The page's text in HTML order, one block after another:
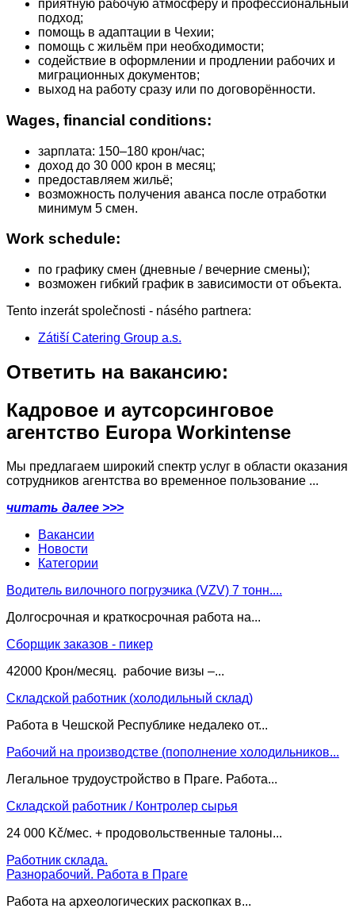
приятную рабочую атмосферу и профессиональный
подход;
помощь в адаптации в Чехии;
помощь с жильём при необходимости;
содействие в оформлении и продлении рабочих и
миграционных документов;
выход на работу сразу или по договорённости.
Wages, financial conditions:
зарплата: 150–180 крон/час;
доход до 30 000 крон в месяц;
предоставляем жильё;
возможность получения аванса после отработки
минимум 5 смен.
Work schedule:
по графику смен (дневные / вечерние смены);
возможен гибкий график в зависимости от объекта.
Tento inzerát společnosti - násého partnera:
Zátiší Catering Group a.s.
Ответить на вакансию:
Кадровое и аутсорсинговое
агентство Europa Workintense
Мы предлагаем широкий спектр услуг в области оказания
сотрудников агентства во временное пользование ...
читать далее >>>
Вакансии
Новости
Категории
Водитель вилочного погрузчика (VZV) 7 тонн....
Долгосрочная и краткосрочная работа на...
Сборщик заказов - пикер
42000 Крон/месяц. рабочие визы –...
Складской работник (холодильный склад)
Работа в Чешской Республике недалеко от...
Рабочий на производстве (пополнение холодильников...
Легальное трудоустройство в Праге. Работа...
Складской работник / Контролер сырья
24 000 Kč/мес. + продовольственные талоны...
Работник склада.
Разнорабочий. Работа в Праге
Работа на археологических раскопках в...